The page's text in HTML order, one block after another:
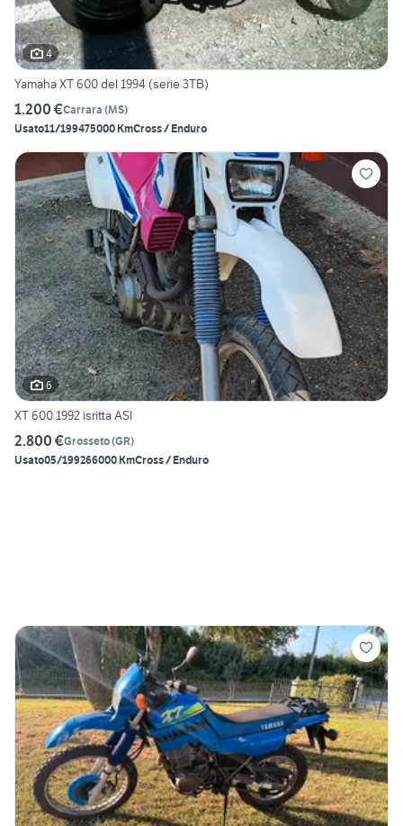
4
Yamaha XT 600 del 1994 (serie 3TB)
1.200 €Carrara (MS)
Usato11/199475000 KmCross / Enduro
6
XT 600 1992 isritta ASI
2.800 €Grosseto(GR)
Usato05/199266000 KmCross / Enduro